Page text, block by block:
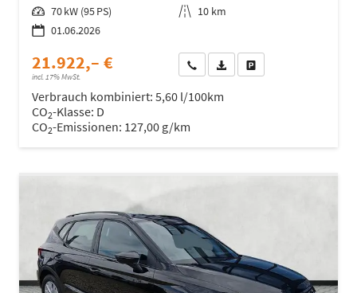
Leistung 70 kW (95 PS) Kilometerstand 10 km
01.06.2026
21.922,– €
incl. 17% MwSt.
Wir rufen Sie anFahrzeugexposé (PDF)
Verbrauch kombiniert: 5,60 l/100km
CO2-Klasse: D
CO2-Emissionen: 127,00 g/km